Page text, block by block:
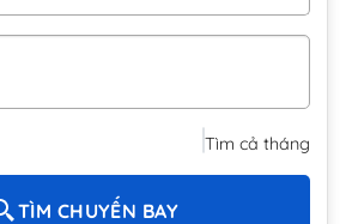
Tìm cả tháng
TÌM CHUYẾN BAY